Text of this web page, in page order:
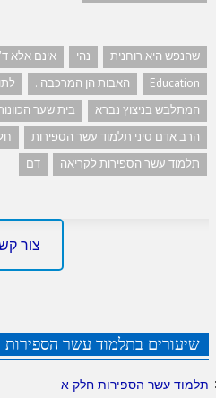
שהנפש היא רוחנית נהי אינם אלא
Education
האבות הן המרכבה .
המתלבש בניצוץ נברא
בית שער
הרב אדם סיני תלמוד עשר הספירות
תלמוד עשר הספירות לקריאה
דם
צור
שיעורים בתלמוד עשר הספירות
תלמוד עשר הספירות חלק א